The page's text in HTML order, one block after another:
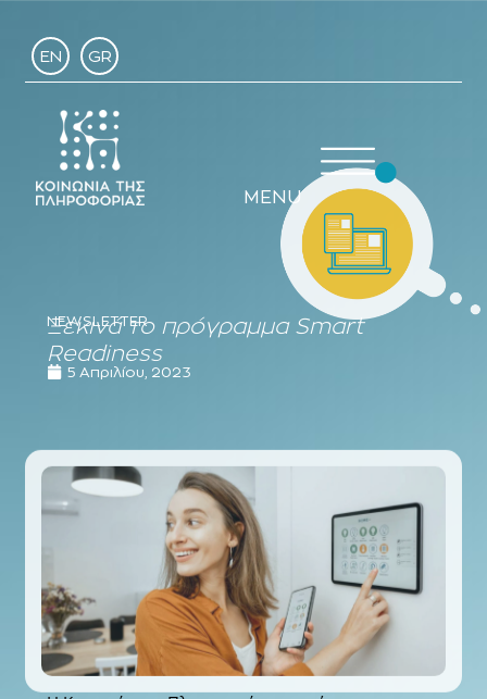
EN GR
MENU
NEWSLETTER
Ξεκινά το πρόγραμμα Smart
Readiness
5 Απριλίου, 2023